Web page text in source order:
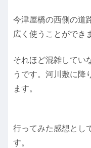
今津屋橋の西側の道
広く使うことができ
それほど混雑してい
うです。河川敷に降
ます。
行ってみた感想とし
す。